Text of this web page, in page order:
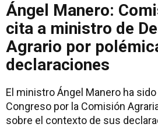
Ángel Manero:
cita a ministro de
Agrario por
declaraciones
El ministro Ángel Manero ha sido
Congreso por la Comisión
sobre el contexto de sus